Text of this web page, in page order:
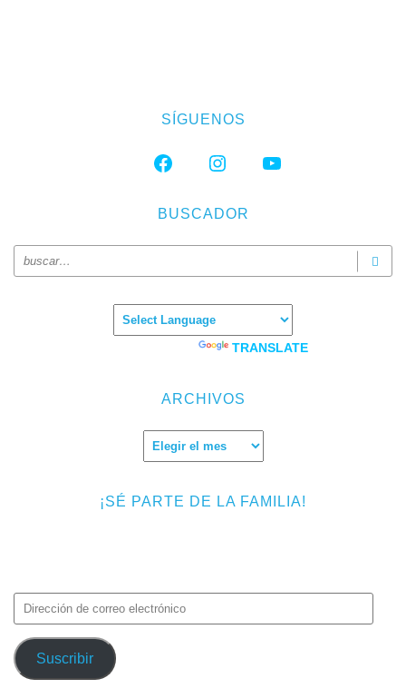
SÍGUENOS
FACEBOOKINSTAGRAMYOUTUBE
BUSCADOR
TRANSLATE
ARCHIVOS
Archivos
¡SÉ PARTE DE LA FAMILIA!
Dirección
de
correo
electrónico
Suscribir